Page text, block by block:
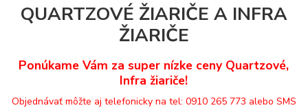
QUARTZOVÉ ŽIARIČE A INFRA
ŽIARIČE
Ponúkame Vám za super nízke ceny Quartzové,
Infra žiariče!
Objednávať môžte aj telefonicky na tel: 0910 265 773 alebo SMS